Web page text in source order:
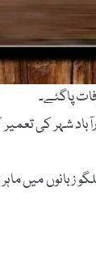
شہر کی تعمیر
زبانوں میں